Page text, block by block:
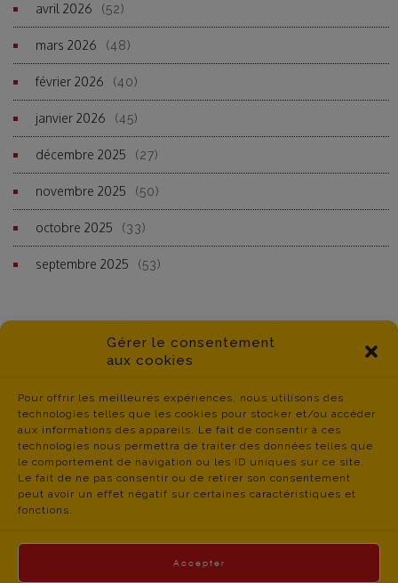
Gérer le consentement
aux cookies
Pour offrir les meilleures expériences, nous utilisons des
technologies telles que les cookies pour stocker et/ou accéder
aux informations des appareils. Le fait de consentir à ces
technologies nous permettra de traiter des données telles que
le comportement de navigation ou les ID uniques sur ce site.
Le fait de ne pas consentir ou de retirer son consentement
peut avoir un effet négatif sur certaines caractéristiques et
fonctions.
Accepter
avril 2026 (52)
mars 2026 (48)
février 2026 (40)
janvier 2026 (45)
décembre 2025 (27)
novembre 2025 (50)
octobre 2025 (33)
septembre 2025 (53)